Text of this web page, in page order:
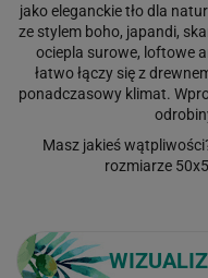
jako eleganckie tło dla
ze stylem boho, japandi,
ociepla surowe, loftowe
łatwo łączy się z
ponadczasowy klimat.
Masz jakieś
rozmiarze